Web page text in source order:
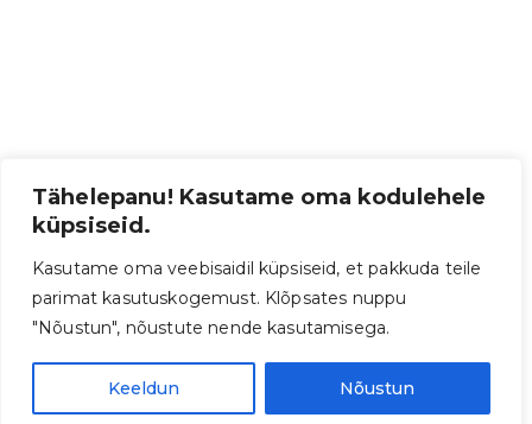
Tähelepanu! Kasutame oma kodulehele
küpsiseid.
Kasutame oma veebisaidil küpsiseid, et pakkuda teile
parimat kasutuskogemust. Klõpsates nuppu
"Nõustun", nõustute nende kasutamisega.
Keeldun Nõustun